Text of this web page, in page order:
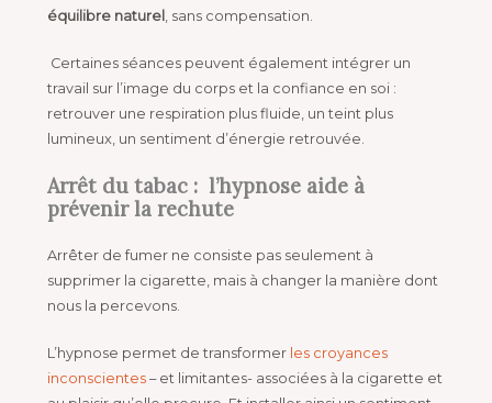
équilibre naturel
, sans compensation.
Certaines séances peuvent également intégrer un
travail sur l’image du corps et la confiance en soi :
retrouver une respiration plus fluide, un teint plus
lumineux, un sentiment d’énergie retrouvée.
Arrêt du tabac : l’hypnose aide à
prévenir la rechute
Arrêter de fumer ne consiste pas seulement à
supprimer la cigarette, mais à changer la manière dont
nous la percevons.
L’hypnose permet de transformer les croyances
inconscientes– et limitantes- associées à la cigarette et